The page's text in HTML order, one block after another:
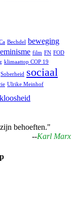
Bechdel beweging
film FN FOD
klimaattop COP 19
Soberheid sociaal
Ulrike Meinhof
behoeften."
--Karl Marx